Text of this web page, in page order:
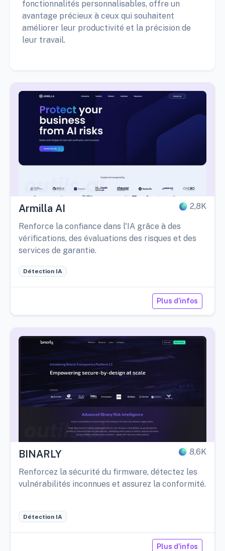
fonctionnalités personnalisables, offre un
avantage précieux à ceux qui souhaitent
améliorer leur productivité et la précision de
leur travail.
Armilla AI 2,8K
Renforce la confiance dans l'IA grâce à des
vérifications, des évaluations des risques et des
services de garantie.
Détection IA
Plus d'infos
BINARLY 8,6K
Renforcez la sécurité du firmware, détectez les
vulnérabilités inconnues et assurez la conformité.
Détection IA
Plus d'infos